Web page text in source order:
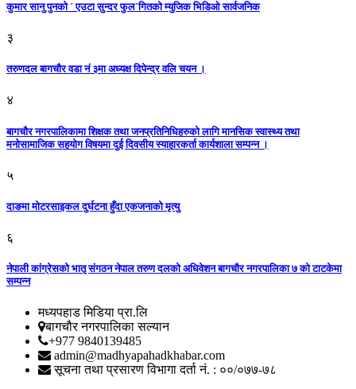
कुमार सानु पुनको ´ एउटा सुन्दर फुल`गितको म्युजिक भिडिओ सार्वजनिक
३
तरुणदल बागचौर वडा नं ३मा अध्यक्ष दिपेन्द्र वलि चयन ।
४
बागचौर नगरपालिकामा शिक्षक तथा जनप्रतिनिधिहरुको लागि मानसिक स्वास्थ्य तथा
मनोसामाजिक सहयोग विषयमा दुई दिवसीय स्याहारकर्ता कार्यशाला सम्पन्न ।
५
दाङमा मोटरसाइकल दुर्घटना हुँदा एकजनाको मृत्यु
६
नेपाली कांग्रेसको भातृ संगठन नेपाल तरुण दलको अधिवेशन बागचौर नगरपालिका ७ को टाटकेमा
सम्पन्न
मध्यपहाड मिडिया प्रा.लि
बागचौर नगरपालिका सल्यान
+977 9840139485
admin@madhyapahadkhabar.com
सूचना तथा प्रसारण विभागा दर्ता नं. : ००/०७७-७८